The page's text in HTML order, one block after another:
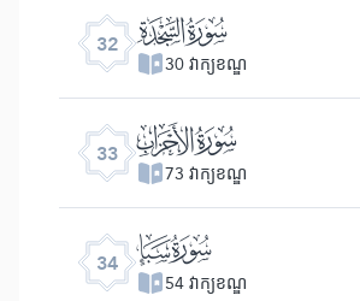
32 ﮬ
30 វាក្យខណ្ឌ
33 ﮭ
73 វាក្យខណ្ឌ
34 ﮮ
54 វាក្យខណ្ឌ